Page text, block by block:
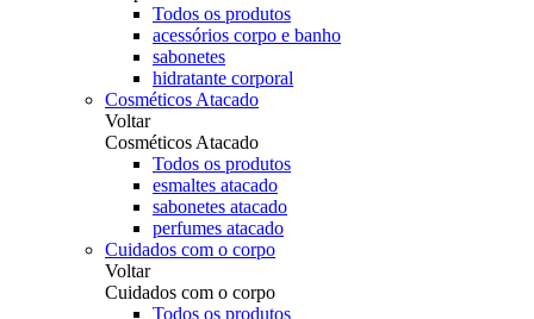
Todos os produtos
acessórios corpo e banho
sabonetes
hidratante corporal
Cosméticos Atacado
Voltar
Cosméticos Atacado
Todos os produtos
esmaltes atacado
sabonetes atacado
perfumes atacado
Cuidados com o corpo
Voltar
Cuidados com o corpo
Todos os produtos